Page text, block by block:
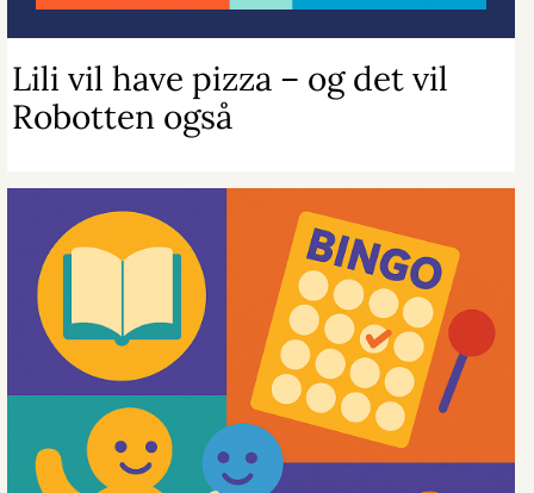
Lili vil have pizza – og det vil
Robotten også